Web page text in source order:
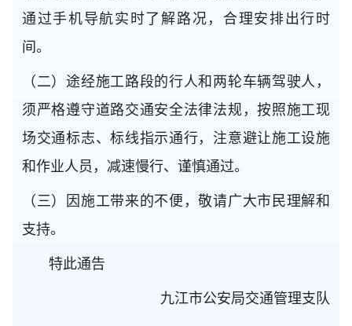
通过手机导航实时了解路况，合理安排出行时
间。
（二）途经施工路段的行人和两轮车辆驾驶人，
须严格遵守道路交通安全法律法规，按照施工现
场交通标志、标线指示通行，注意避让施工设施
和作业人员，减速慢行、谨慎通过。
（三）因施工带来的不便，敬请广大市民理解和
支持。
特此通告
九江市公安局交通管理支队